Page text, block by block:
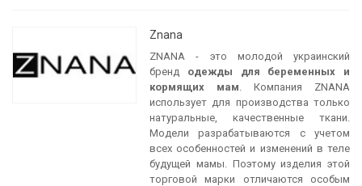
Znana
ZNANA - это молодой украинский
бренд одежды для беременных и
кормящих мам . Компания ZNANA
использует для производства только
натуральные, качественные ткани.
Модели разрабатываются с учетом
всех особенностей и изменений в теле
будущей мамы. Поэтому изделия этой
торговой марки отличаются особым